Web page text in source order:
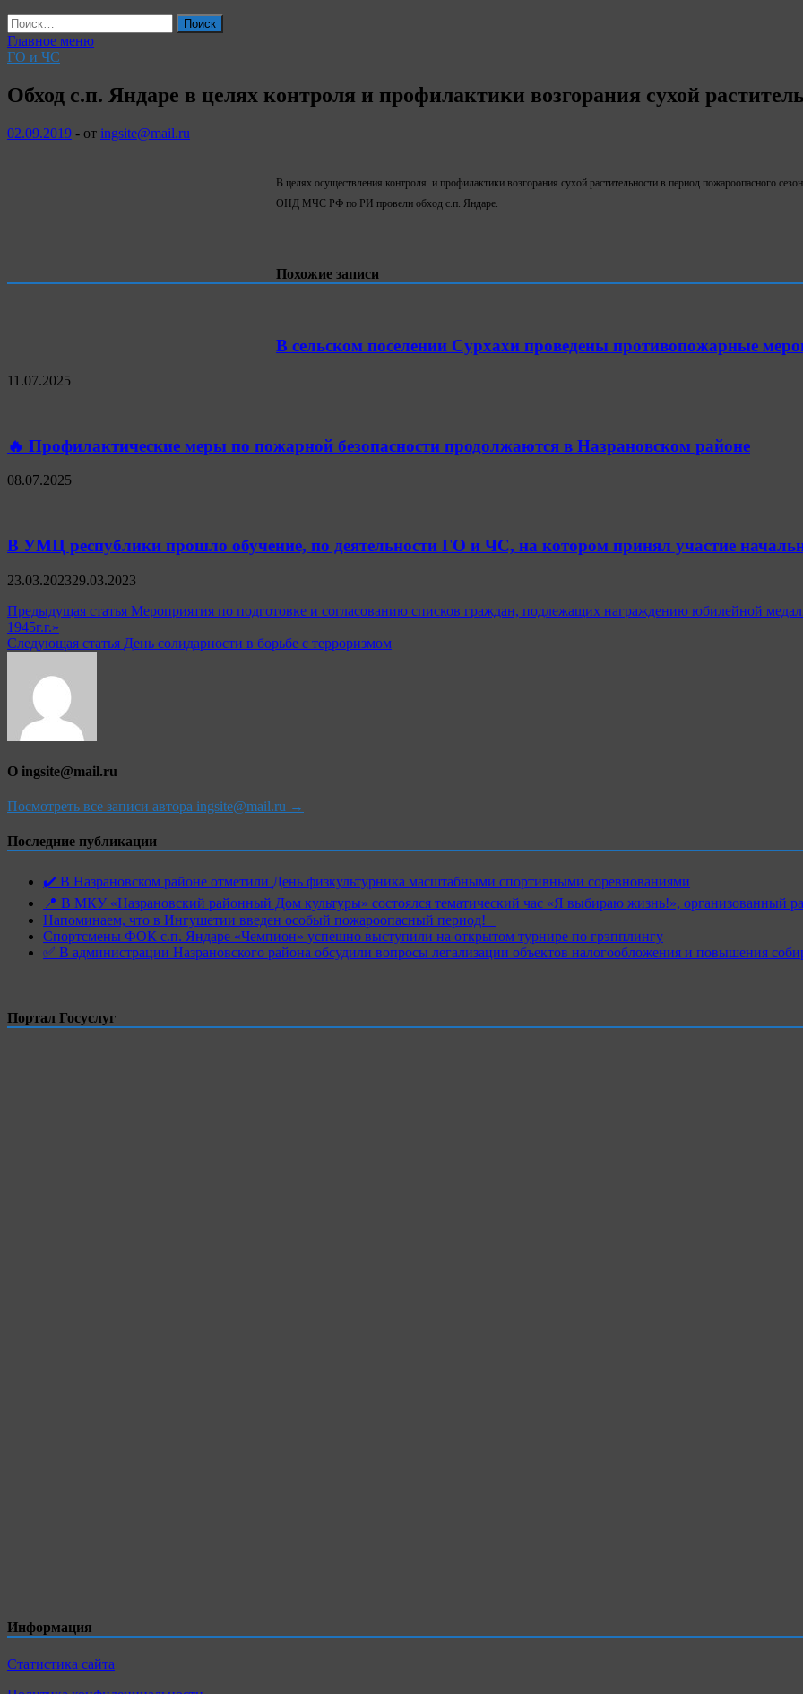
Найти:
Главное меню
ГО и ЧС
Обход с.п. Яндаре в целях контроля и профилактики возгорания сухой
02.09.2019 - от ingsite@mail.ru
В целях осуществления контроля и профилактики возгорания сухой растительности в период пожароопасного
ОНД МЧС РФ по РИ провели обход с.п. Яндаре.
Похожие записи
В сельском поселении Сурхахи проведены противопожарные
11.07.2025
🔥 Профилактические меры по пожарной безопасности продолжаются в Назрановском районе
08.07.2025
В УМЦ республики прошло обучение, по деятельности ГО и ЧС, на котором принял участие
23.03.202329.03.2023
Навигация
по
Предыдущая статья Мероприятия по подготовке и согласованию списков граждан, подлежащих награждению юбилейной
1945г.г.»
Следующая статья День солидарности в борьбе с терроризмом
О ingsite@mail.ru
Посмотреть все записи автора ingsite@mail.ru →
Последние публикации
✔️ В Назрановском районе отметили День физкультурника масштабными спортивными соревнованиями
📍 В МКУ «Назрановский районный Дом культуры» состоялся тематический час «Я выбираю жизнь!», организованный
Напоминаем, что в Ингушетии введен особый пожароопасный период!⁣⁣⠀
Спортсмены ФОК с.п. Яндаре «Чемпион» успешно выступили на открытом турнире по грэпплингу
✅ В администрации Назрановского района обсудили вопросы легализации объектов налогообложения и повышения
Портал Госуслуг
Информация
Статистика сайта